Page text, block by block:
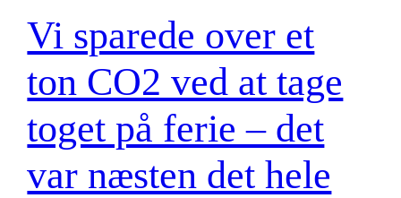
Vi sparede over et
ton CO2 ved at tage
toget på ferie – det
var næsten det hele